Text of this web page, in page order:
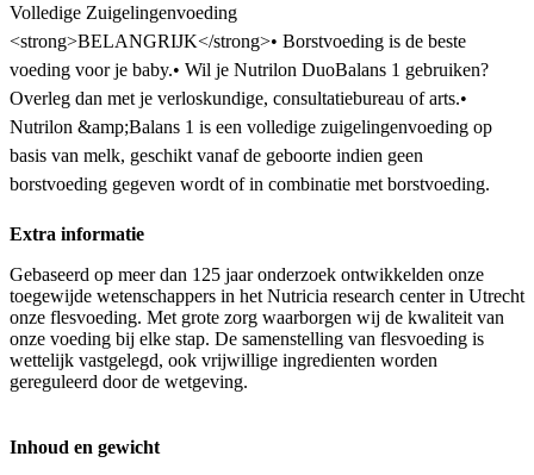
Volledige Zuigelingenvoeding
<strong>BELANGRIJK</strong>• Borstvoeding is de beste
voeding voor je baby.• Wil je Nutrilon DuoBalans 1 gebruiken?
Overleg dan met je verloskundige, consultatiebureau of arts.•
Nutrilon &amp;Balans 1 is een volledige zuigelingenvoeding op
basis van melk, geschikt vanaf de geboorte indien geen
borstvoeding gegeven wordt of in combinatie met borstvoeding.
Extra informatie
Gebaseerd op meer dan 125 jaar onderzoek ontwikkelden onze
toegewijde wetenschappers in het Nutricia research center in Utrecht
onze flesvoeding. Met grote zorg waarborgen wij de kwaliteit van
onze voeding bij elke stap. De samenstelling van flesvoeding is
wettelijk vastgelegd, ook vrijwillige ingredienten worden
gereguleerd door de wetgeving.
Inhoud en gewicht